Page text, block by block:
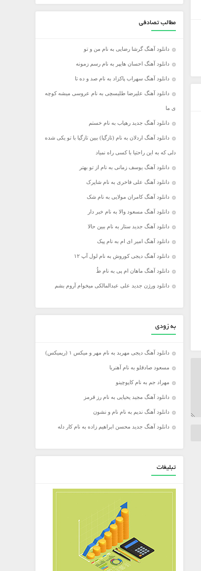
مطالب تصادفی
دانلود آهنگ گرشا رضایی به نام من و تو
دانلود آهنگ احسان هایپر به نام رسم زمونه
دانلود آهنگ سهراب پاکزاد به نام صد و ده تا
دانلود آهنگ علیرضا طلیسچی به نام عروسی میشه کوچه
ی ما
دانلود آهنگ جدید رهیاب به نام خستم
دانلود آهنگ اردلان به نام (تازگیا) ببین تازگیا با تو یکی شده
دلی که به این راحتیا با کسی راه نمیاد
دانلود آهنگ یوسف زمانی به نام از تو بهتر
دانلود آهنگ علی فاخری به نام شاپرک
دانلود آهنگ کامران مولایی به نام شک
دانلود آهنگ مسعود والا به نام خبر دار
دانلود آهنگ جدید ستار به نام ببین حالا
دانلود آهنگ امیر ای ام به نام پیک
دانلود آهنگ دیجی کوروش به نام لول آپ ۱۲
دانلود آهنگ ماهان ام پی به نام طُ
دانلود ورژن جدید علی عبدالمالکی میخوام آروم بشم
به زودی
دانلود آهنگ دیجی مهربد به نام مهر و میکس ۱ (ریمیکس)
مسعود صادقلو به نام آهنربا
مهراد جم به نام کاپوچینو
دانلود آهنگ مجید یحیایی به نام رز قرمز
دانلود آهنگ ندیم به نام نام و نشون
دانلود آهنگ جدید محسن ابراهیم زاده به نام کار دله
تبلیغات